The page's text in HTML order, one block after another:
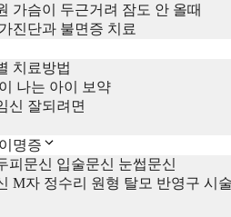
가슴이 두근거려 잠도 안 올때
진단과 불면증 치료
치료방법
나는 아이 보약
신 잘되려면
명증
피문신 입술문신 눈썹문신
M자 정수리 원형 탈모 반영구 시